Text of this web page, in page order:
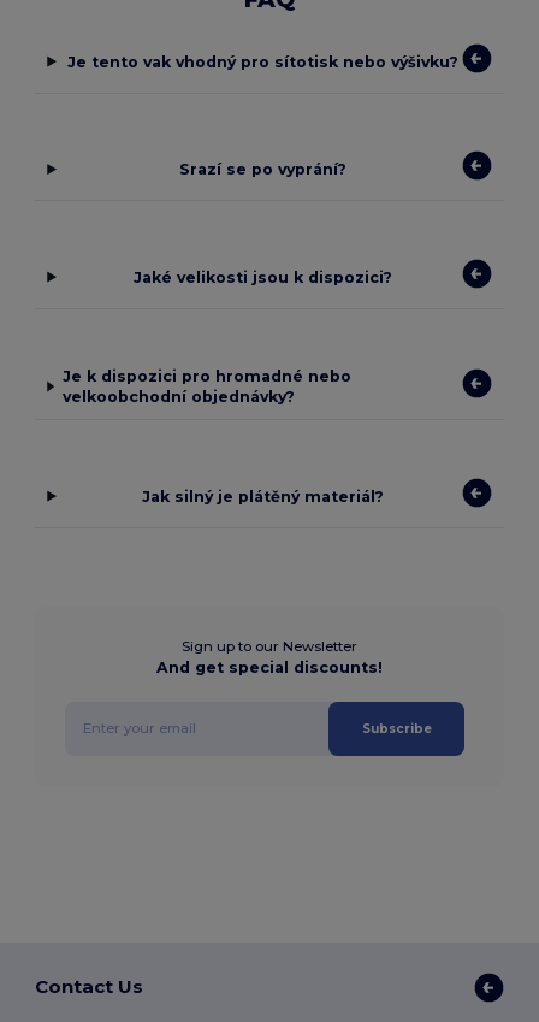
Je tento vak vhodný pro sítotisk nebo výšivku?
Srazí se po vyprání?
Jaké velikosti jsou k dispozici?
Je k dispozici pro hromadné nebo
velkoobchodní objednávky?
Jak silný je plátěný materiál?
Sign up to our Newsletter
And get special discounts!
Subscribe
Contact Us